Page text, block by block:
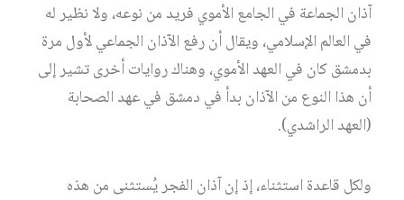
آذان الجماعة في الجامع الأموي فريد من نوعه، ولا نظير له
في العالم الإسلامي، ويقال أن رفع الآذان الجماعي لأول مرة
بدمشق كان في العهد الأموي، وهناك روايات أخرى تشير إلى
أن هذا النوع من الآذان بدأ في دمشق في عهد الصحابة
(العهد الراشدي).
ولكل قاعدة استثناء، إذ إن آذان الفجر يُستثنى من هذه